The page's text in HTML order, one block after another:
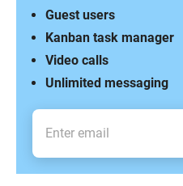
Unlimited messaging
Video calls
Kanban task manager
Guest users